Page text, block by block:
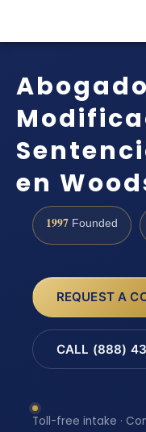
en
1997 Founded
REQUEST A
CALL (888)
Toll-free intake ·